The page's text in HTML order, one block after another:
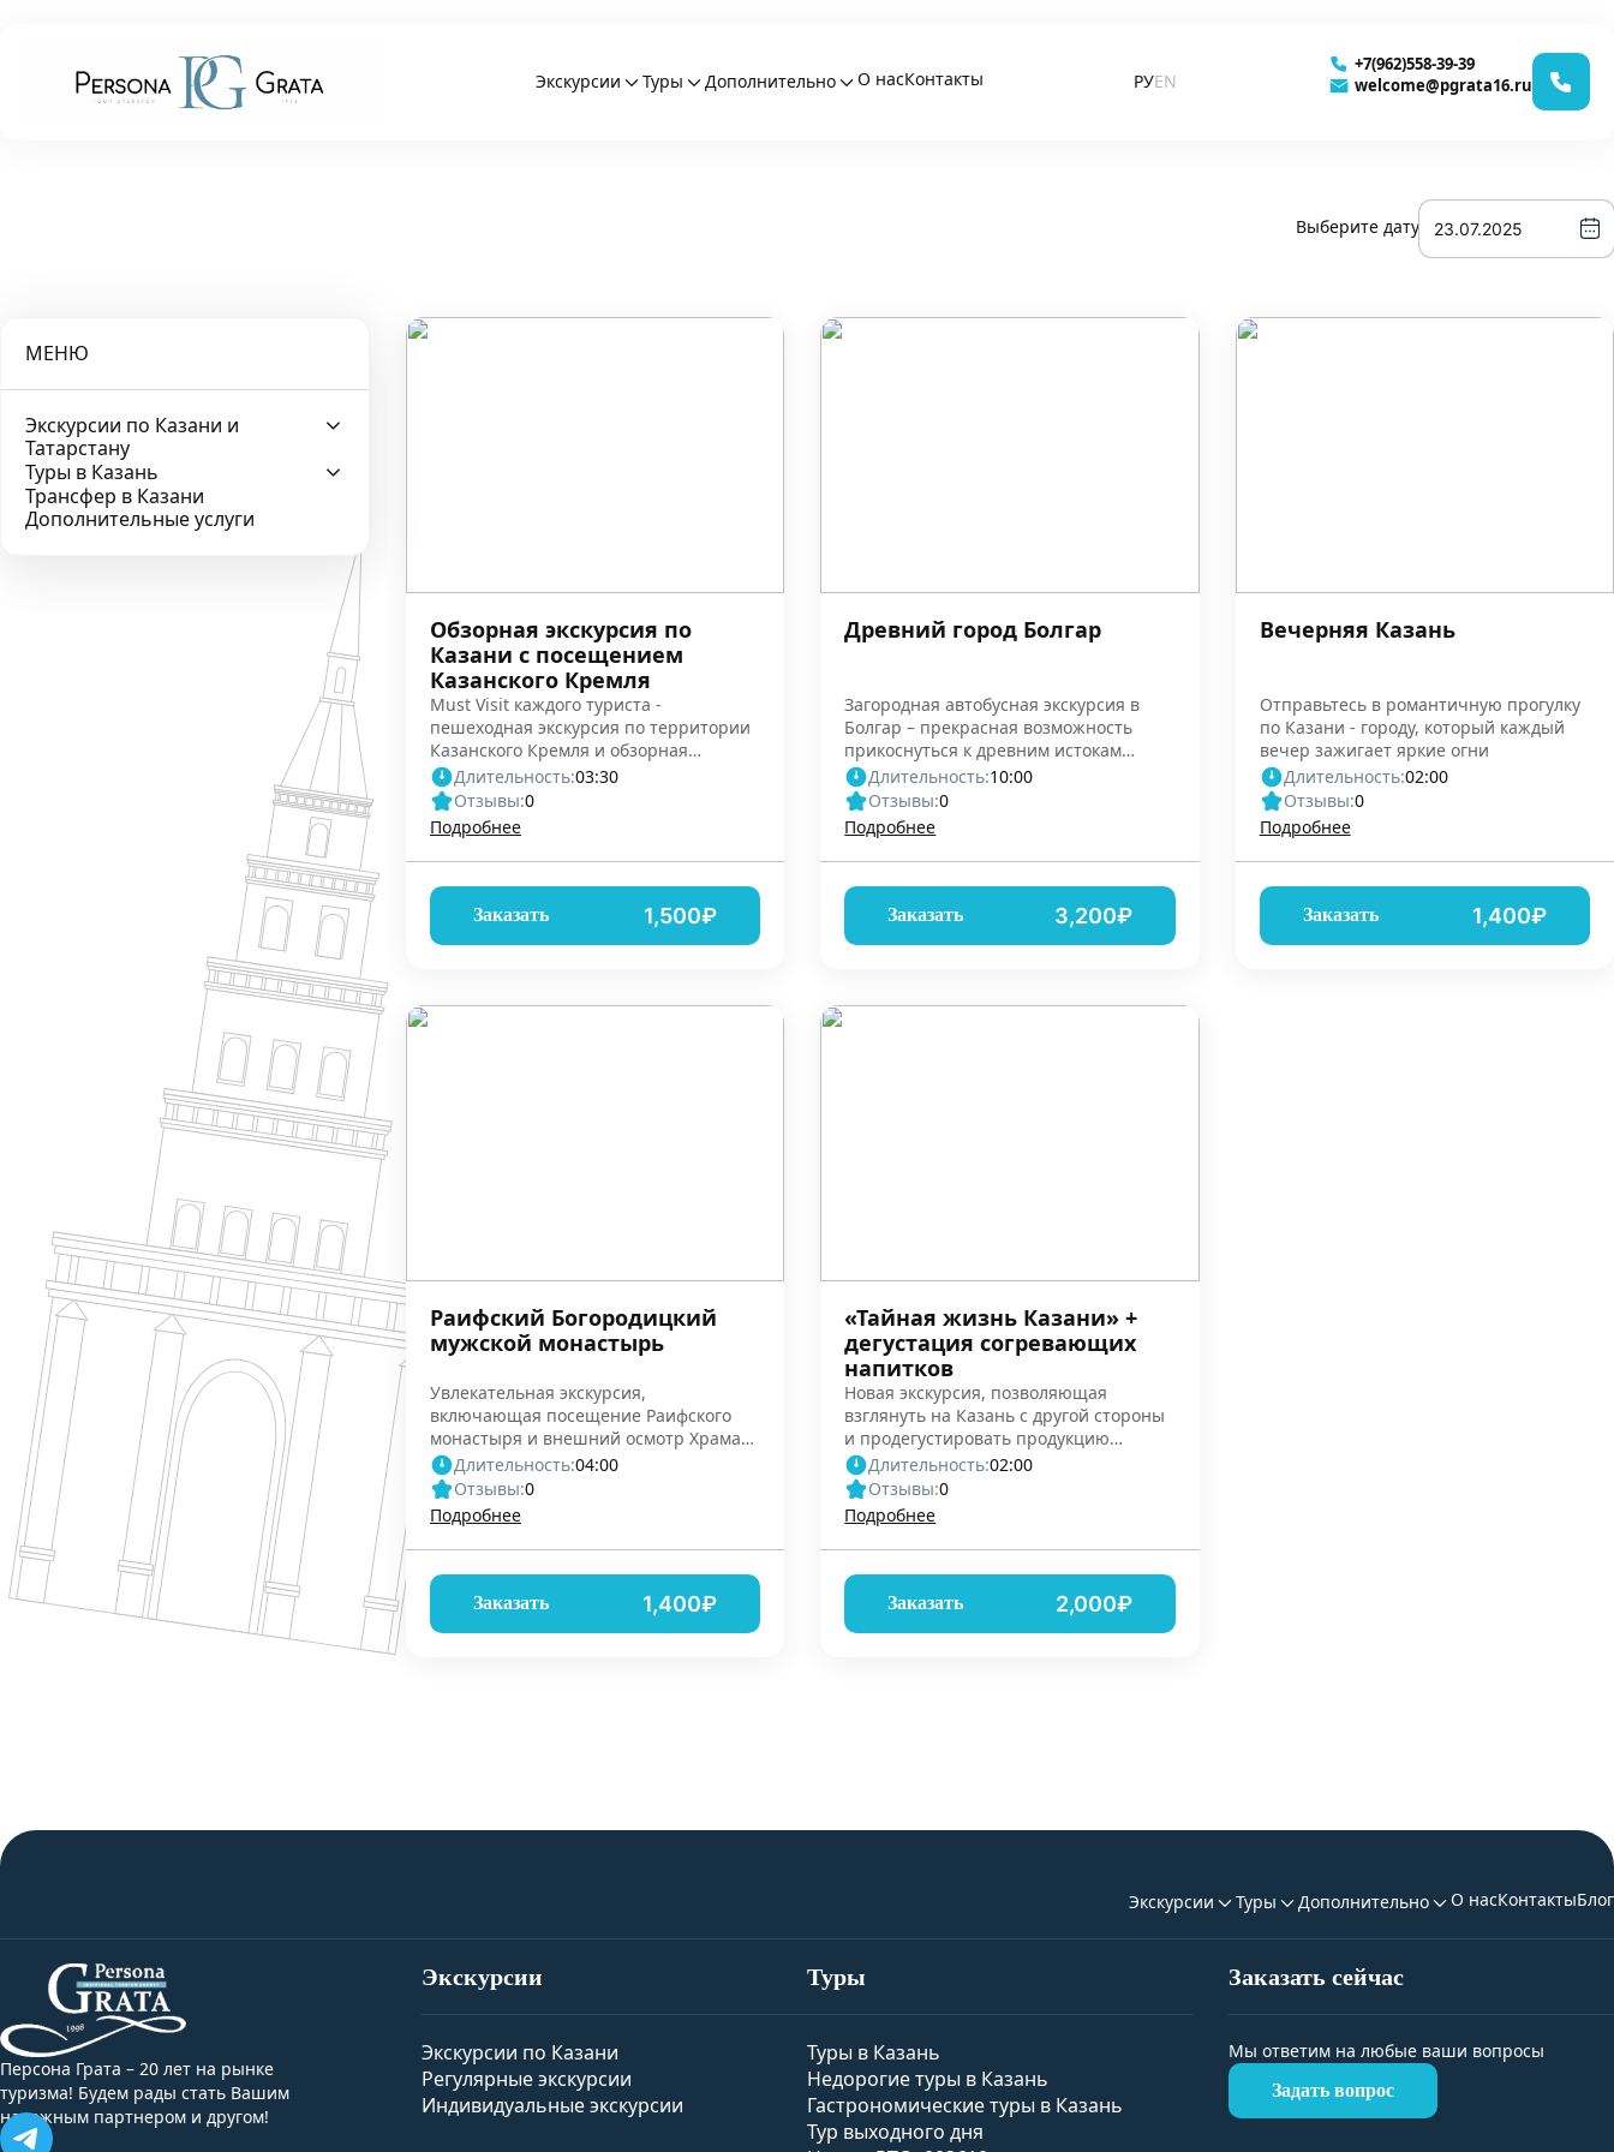
Экскурсии Туры Дополнительно О насКонтакты РУEN
+7(962)558-39-39
welcome@pgrata16.ru
Выберите дату
МЕНЮ
Экскурсии по Казани и
Татарстану
Туры в Казань
Трансфер в Казани
Дополнительные услуги
Обзорная экскурсия по
Казани с посещением
Казанского Кремля
Must Visit каждого туриста -
пешеходная экскурсия по территории
Казанского Кремля и обзорная
автобусная экскурсия
Длительность:03:30
Отзывы:0
Подробнее
Заказать 1,500₽
Древний город Болгар
Загородная автобусная экскурсия в
Болгар – прекрасная возможность
прикоснуться к древним истокам
Татарстана
Длительность:10:00
Отзывы:0
Подробнее
Заказать 3,200₽
Вечерняя Казань
Отправьтесь в романтичную прогулку
по Казани - городу, который каждый
вечер зажигает яркие огни
Длительность:02:00
Отзывы:0
Подробнее
Заказать 1,400₽
Раифский Богородицкий
мужской монастырь
Увлекательная экскурсия,
включающая посещение Раифского
монастыря и внешний осмотр Храма
всех Религий
Длительность:04:00
Отзывы:0
Подробнее
Заказать 1,400₽
«Тайная жизнь Казани» +
дегустация согревающих
напитков
Новая экскурсия, позволяющая
взглянуть на Казань с другой стороны
и продегустировать продукцию
Татспиртпрома.
Длительность:02:00
Отзывы:0
Подробнее
Заказать 2,000₽
Экскурсии Туры Дополнительно О насКонтактыБлог
Персона Грата – 20 лет на рынке
туризма! Будем рады стать Вашим
надежным партнером и другом!
Экскурсии
Экскурсии по Казани
Регулярные экскурсии
Индивидуальные экскурсии
Туры
Туры в Казань
Недорогие туры в Казань
Гастрономические туры в Казань
Тур выходного дня
Заказать сейчас
Мы ответим на любые ваши вопросы
Задать вопрос